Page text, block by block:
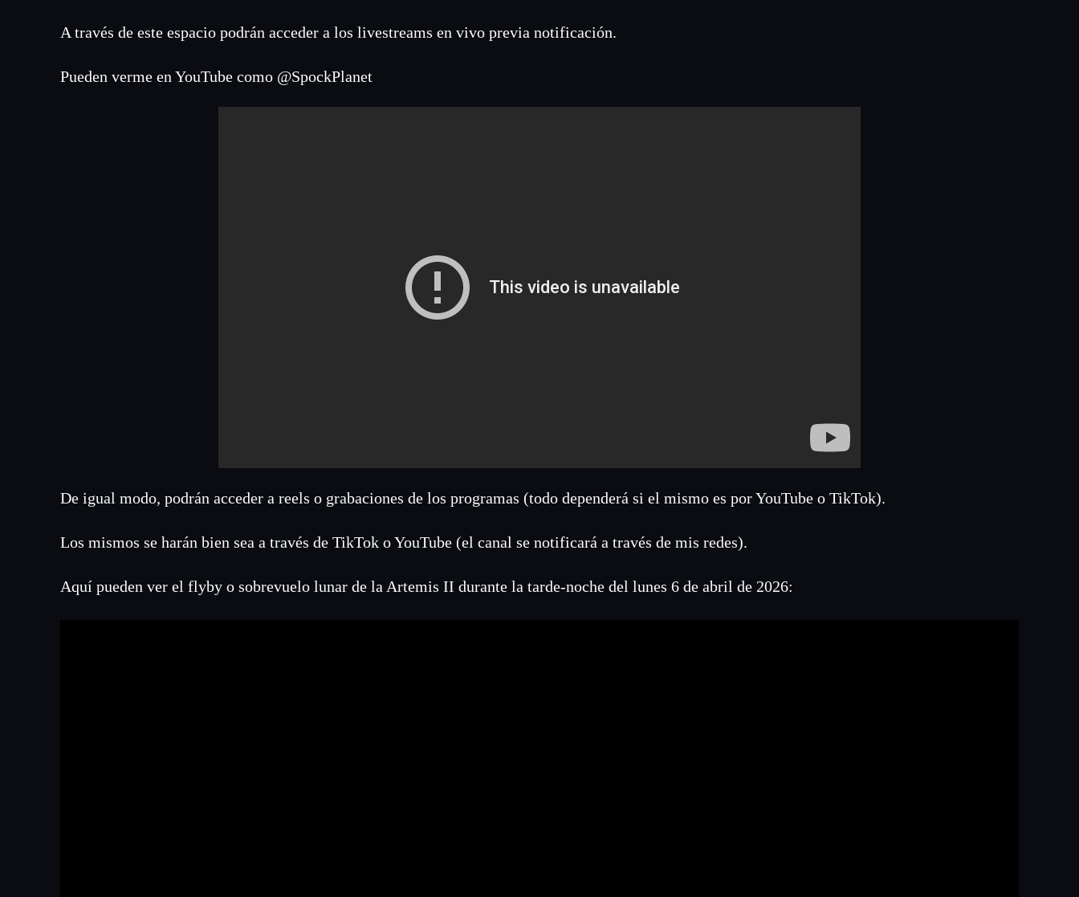
A través de este espacio podrán acceder a los livestreams en vivo previa notificación.
Pueden verme en YouTube como @SpockPlanet
De igual modo, podrán acceder a reels o grabaciones de los programas (todo dependerá si el mismo es por YouTube o TikTok).
Los mismos se harán bien sea a través de TikTok o YouTube (el canal se notificará a través de mis redes).
Aquí pueden ver el flyby o sobrevuelo lunar de la Artemis II durante la tarde-noche del lunes 6 de abril de 2026: